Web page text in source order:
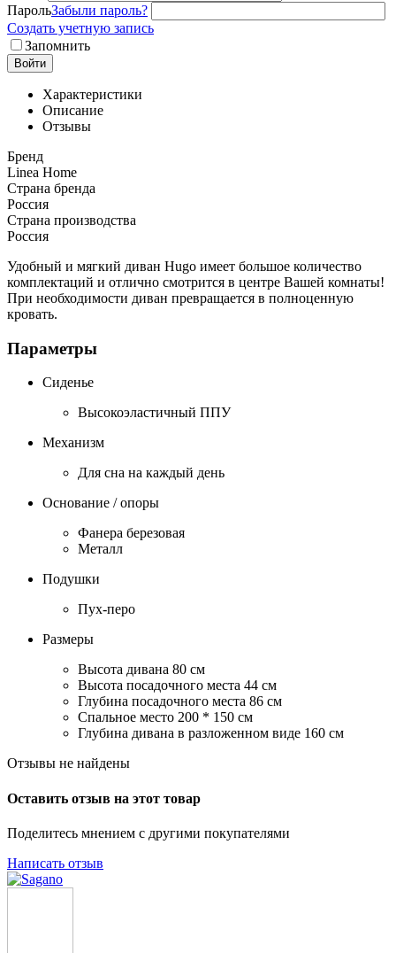
ПарольЗабыли пароль?
Создать учетную запись
Запомнить
Войти
Характеристики
Описание
Отзывы
Бренд
Linea Home
Страна бренда
Россия
Страна производства
Россия
Удобный и мягкий диван Hugo имеет большое количество
комплектаций и отлично смотрится в центре Вашей комнаты!
При необходимости диван превращается в полноценную
кровать.
Параметры
Сиденье
Высокоэластичный ППУ
Механизм
Для сна на каждый день
Основание / опоры
Фанера березовая
Металл
Подушки
Пух-перо
Размеры
Высота дивана 80 см
Высота посадочного места 44 см
Глубина посадочного места 86 см
Спальное место 200 * 150 см
Глубина дивана в разложенном виде 160 см
Отзывы не найдены
Оставить отзыв на этот товар
Поделитесь мнением с другими покупателями
Написать отзыв